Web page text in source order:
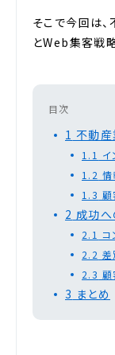
そこで今回は
とWeb集客戦
目次
1 不動
1.1
1.2 情
1.3 顧
2 成功
2.1 コ
2.2 差
2.3 顧
3 まとめ